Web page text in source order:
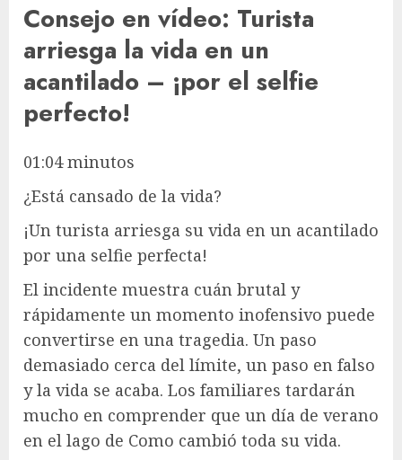
Consejo en vídeo: Turista
arriesga la vida en un
acantilado – ¡por el selfie
perfecto!
01:04 minutos
¿Está cansado de la vida?
¡Un turista arriesga su vida en un acantilado
por una selfie perfecta!
El incidente muestra cuán brutal y
rápidamente un momento inofensivo puede
convertirse en una tragedia. Un paso
demasiado cerca del límite, un paso en falso
y la vida se acaba. Los familiares tardarán
mucho en comprender que un día de verano
en el lago de Como cambió toda su vida.